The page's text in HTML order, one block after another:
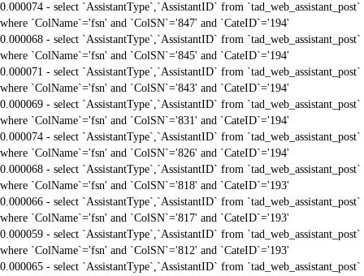
0.000074 - select `AssistantType`,`AssistantID` from `tad_web_assistant_post`
where `ColName`='fsn' and `ColSN`='847' and `CateID`='194'
0.000068 - select `AssistantType`,`AssistantID` from `tad_web_assistant_post`
where `ColName`='fsn' and `ColSN`='845' and `CateID`='194'
0.000071 - select `AssistantType`,`AssistantID` from `tad_web_assistant_post`
where `ColName`='fsn' and `ColSN`='843' and `CateID`='194'
0.000069 - select `AssistantType`,`AssistantID` from `tad_web_assistant_post`
where `ColName`='fsn' and `ColSN`='831' and `CateID`='194'
0.000074 - select `AssistantType`,`AssistantID` from `tad_web_assistant_post`
where `ColName`='fsn' and `ColSN`='826' and `CateID`='194'
0.000068 - select `AssistantType`,`AssistantID` from `tad_web_assistant_post`
where `ColName`='fsn' and `ColSN`='818' and `CateID`='193'
0.000066 - select `AssistantType`,`AssistantID` from `tad_web_assistant_post`
where `ColName`='fsn' and `ColSN`='817' and `CateID`='193'
0.000059 - select `AssistantType`,`AssistantID` from `tad_web_assistant_post`
where `ColName`='fsn' and `ColSN`='812' and `CateID`='193'
0.000065 - select `AssistantType`,`AssistantID` from `tad_web_assistant_post`